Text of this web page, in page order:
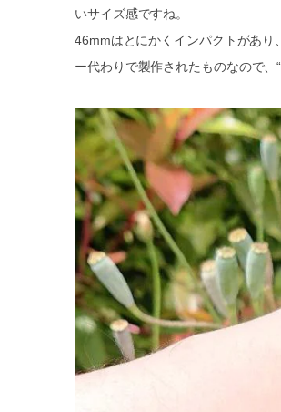
いサイズ感ですね。
46mmはとにかくインパクトがあり
ー代わりで製作されたものなので、